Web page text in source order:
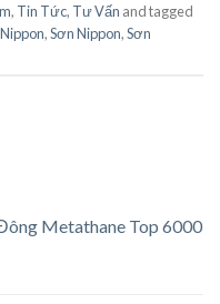
, Tin Tức, Tư Vấn and tagged
,Sơn Nippon,Sơn
Metathane Top 6000